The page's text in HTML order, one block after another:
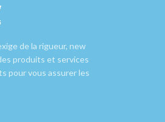
de la rigueur, new
produits et services
pour vous assurer les